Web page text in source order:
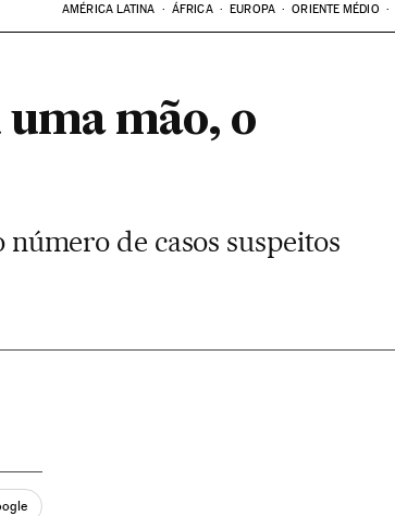
AMÉRICA LATINA ÁFRICA EUROPA ORIENTE MÉDIO
uma mão, o
de casos suspeitos